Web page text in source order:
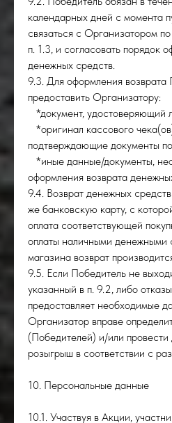
календарных дней с момента
связаться с Организатором
п. 1.3, и согласовать порядок
денежных средств.
9.3. Для оформления возврата
предоставить Организатору:
*документ, удостоверяющий
*оригинал кассового
подтверждающие документы
*иные данные/документы,
оформления возврата
9.4. Возврат денежных
же банковскую карту, с
оплата соответствующей
оплаты наличными денежными
магазина возврат
9.5. Если Победитель не
указанный в п. 9.2, либо
предоставляет необходимые
Организатор вправе
(Победителей) и/или провести
розыгрыш в соответствии с
10. Персональные данные
10.1. Участвуя в Акции,